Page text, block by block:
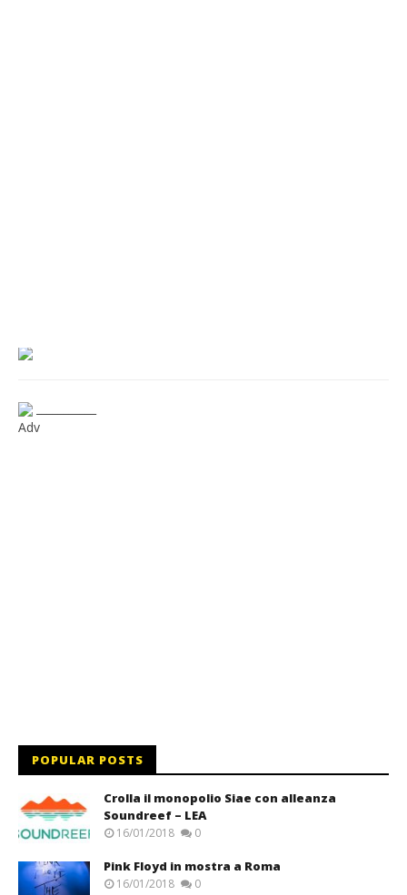
Adv
POPULAR POSTS
Crolla il monopolio Siae con alleanza
Soundreef – LEA
16/01/2018 0
Pink Floyd in mostra a Roma
16/01/2018 0